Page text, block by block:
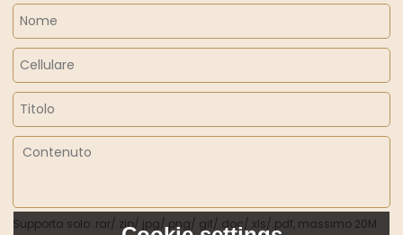
Supporta solo .rar/.zip/.jpg/.png/.gif/.doc/.xls/.pdf, massimo 20M